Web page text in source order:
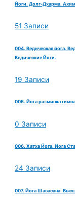
Йоги. Долг-Дхарма.
51 Записи
004. Ведическая йога.
Ведические Йоги.
19 Записи
005. Йога разминка
0 Записи
006. Хатха Йога. Йога
24 Записи
007. Йога Шавасана.